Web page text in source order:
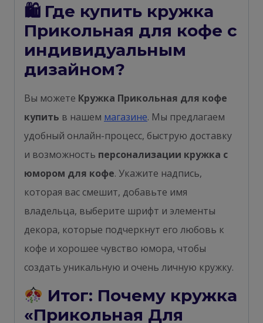
🛍 Где купить кружка
Прикольная для кофе с
индивидуальным
дизайном?
Вы можете Кружка Прикольная для кофе
купить в нашем магазине. Мы предлагаем
удобный онлайн-процесс, быструю доставку
и возможность персонализации кружка с
юмором для кофе. Укажите надпись,
которая вас смешит, добавьте имя
владельца, выберите шрифт и элементы
декора, которые подчеркнут его любовь к
кофе и хорошее чувство юмора, чтобы
создать уникальную и очень личную кружку.
Итог: Почему кружка
«Прикольная Для